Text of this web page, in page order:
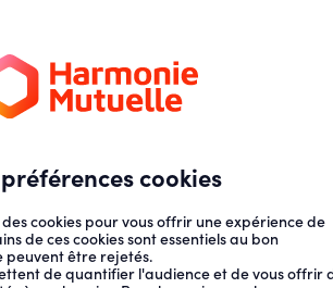
cookies
cookies pour vous offrir une expérience de
de ces cookies sont essentiels au bon
peuvent être rejetés.
de quantifier l'audience et de vous offrir